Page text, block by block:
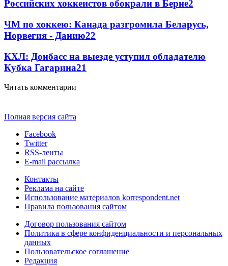
Российских хоккеистов обокрали в Берне2
ЧМ по хоккею: Канада разгромила Беларусь,
Норвегия - Данию22
КХЛ: Донбасс на выезде уступил обладателю
Кубка Гагарина21
Читать комментарии
Полная версия сайта
Facebook
Twitter
RSS-ленты
E-mail рассылка
Контакты
Реклама на сайте
Использование материалов korrespondent.net
Правила пользования сайтом
Договор пользования сайтом
Политика в сфере конфиденциальности и персональных
данных
Пользовательское соглашение
Редакция